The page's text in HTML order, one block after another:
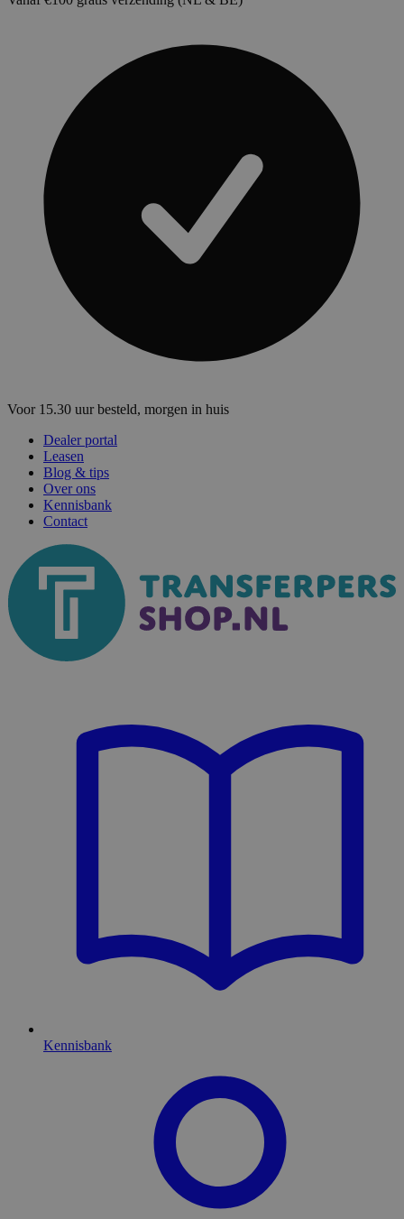
Voor 15.30 uur besteld, morgen in huis
Dealer portal
Leasen
Blog & tips
Over ons
Kennisbank
Contact
Kennisbank